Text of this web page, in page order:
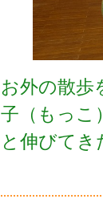
お外の散歩
子（もっこ
と伸びてき